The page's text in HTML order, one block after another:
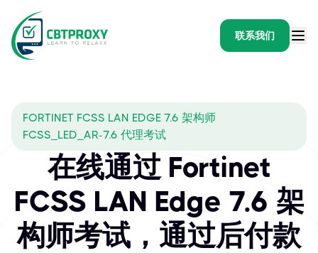
联系我们
FORTINET FCSS LAN EDGE 7.6 架构师
FCSS_LED_AR-7.6 代理考试
在线通过 Fortinet
FCSS LAN Edge 7.6 架
构师考试，通过后付款